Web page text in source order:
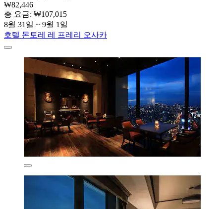
₩82,446
총 요금: ₩107,015
8월 31일 ~ 9월 1일
호텔 몬토레 레 프레리 오사카